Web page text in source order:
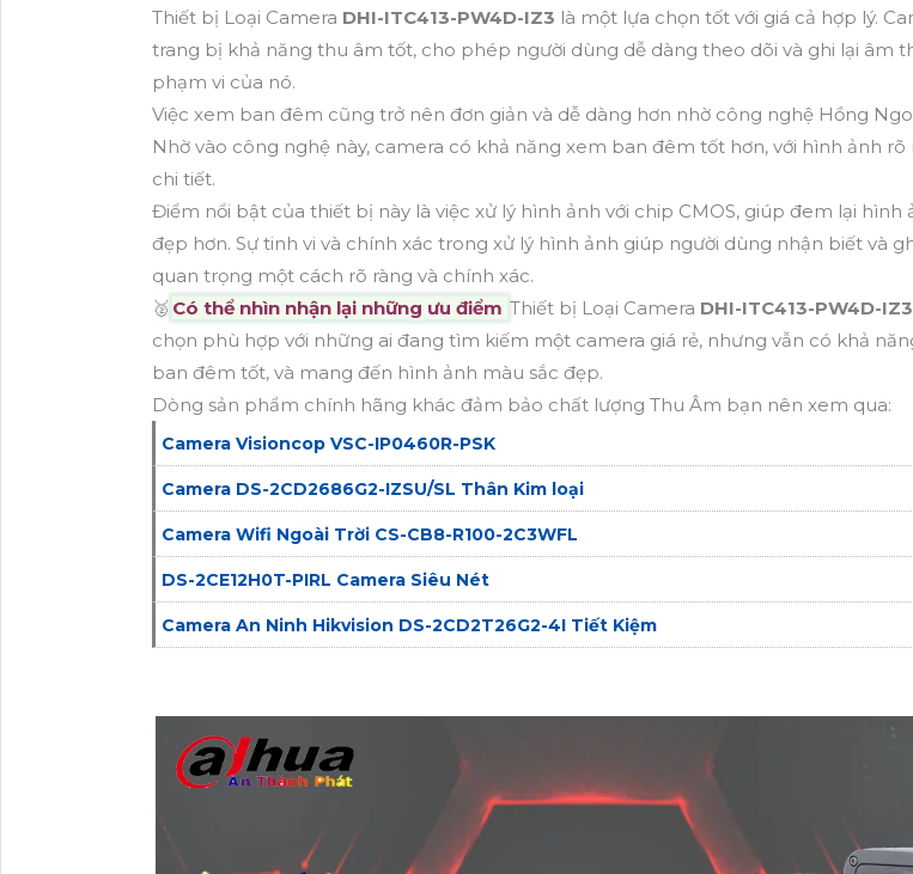
Thiết bị Loại Camera DHI-ITC413-PW4D-IZ3 là một lựa chọn tốt với giá cả hợp lý.
trang bị khả năng thu âm tốt, cho phép người dùng dễ dàng theo dõi và ghi lại âm
phạm vi của nó.
Việc xem ban đêm cũng trở nên đơn giản và dễ dàng hơn nhờ công nghệ Hồng
Nhờ vào công nghệ này, camera có khả năng xem ban đêm tốt hơn, với hình ảnh rõ
chi tiết.
Điểm nổi bật của thiết bị này là việc xử lý hình ảnh với chip CMOS, giúp đem lại hình
đẹp hơn. Sự tinh vi và chính xác trong xử lý hình ảnh giúp người dùng nhận biết và
quan trọng một cách rõ ràng và chính xác.
️🥈 Có thể nhìn nhận lại những ưu điểm Thiết bị Loại Camera DHI-ITC413-PW4D-IZ3
chọn phù hợp với những ai đang tìm kiếm một camera giá rẻ, nhưng vẫn có khả
ban đêm tốt, và mang đến hình ảnh màu sắc đẹp.
Dòng sản phẩm chính hãng khác đảm bảo chất lượng Thu Âm bạn nên xem qua:
Camera Visioncop VSC-IP0460R-PSK
Camera DS-2CD2686G2-IZSU/SL Thân Kim loại
Camera Wifi Ngoài Trời CS-CB8-R100-2C3WFL
DS-2CE12H0T-PIRL Camera Siêu Nét
Camera An Ninh Hikvision DS-2CD2T26G2-4I Tiết Kiệm